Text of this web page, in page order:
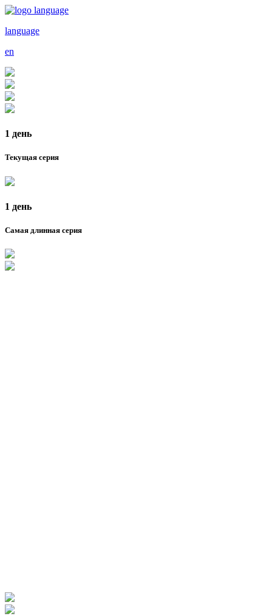
language
en
1 день
Текущая серия
1 день
Самая длинная серия